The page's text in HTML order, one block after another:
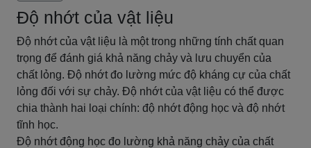
Độ nhớt của vật liệu
Độ nhớt của vật liệu là một trong những tính chất quan
trọng để đánh giá khả năng chảy và lưu chuyển của
chất lỏng. Độ nhớt đo lường mức độ kháng cự của chất
lỏng đối với sự chảy. Độ nhớt của vật liệu có thể được
chia thành hai loại chính: độ nhớt động học và độ nhớt
tĩnh học.
Độ nhớt động học đo lường khả năng chảy của chất